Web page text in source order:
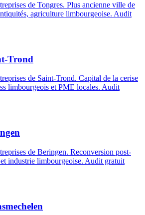
de Tongres. Plus ancienne ville de
agriculture limbourgeoise. Audit
Trond
de Saint-Trond. Capital de la cerise
limbourgeois et PME locales. Audit
de Beringen. Reconversion post-
industrie limbourgeoise. Audit gratuit